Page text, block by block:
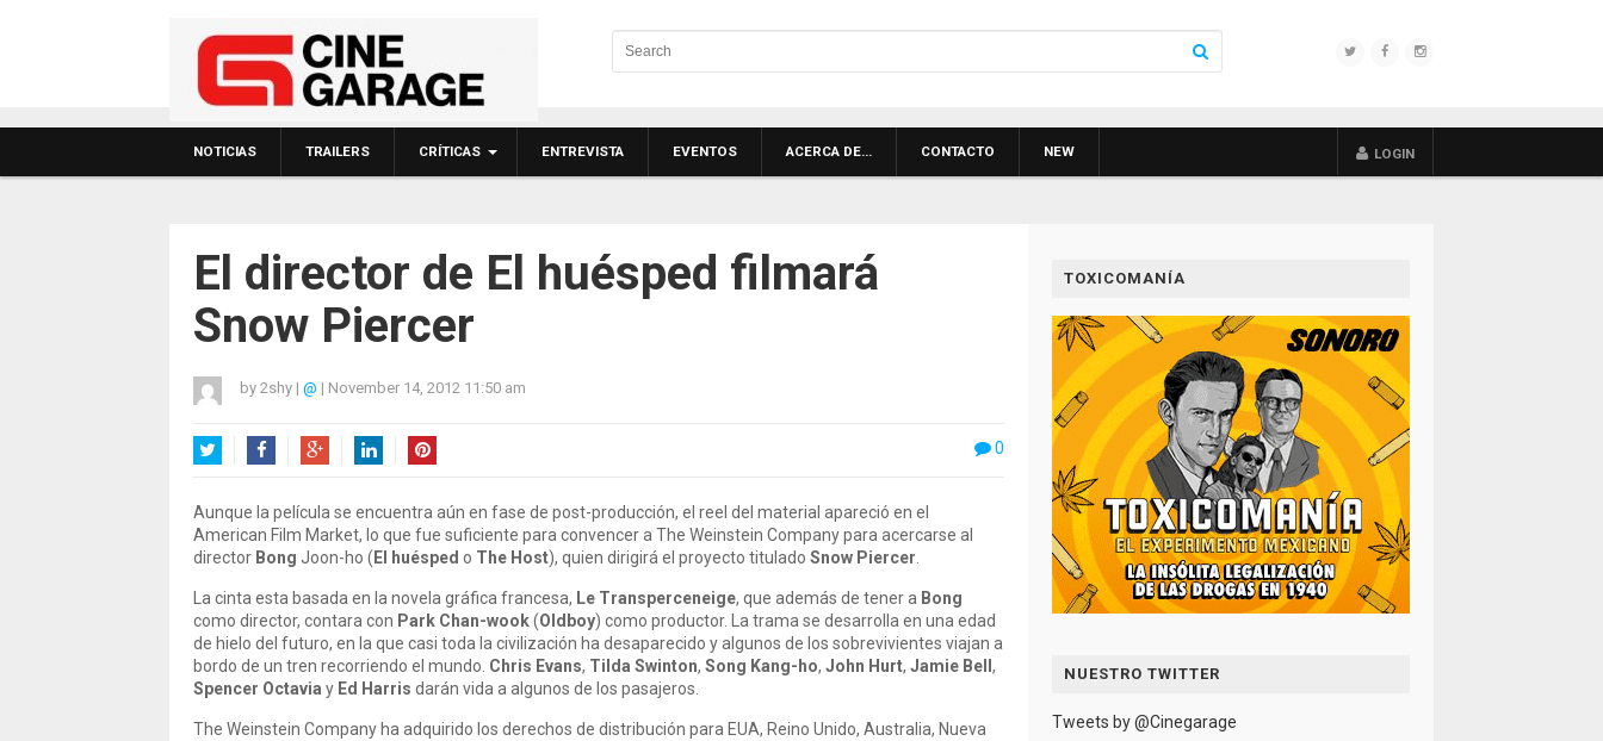
NOTICIAS TRAILERS CRÍTICAS ENTREVISTA EVENTOS ACERCA DE… CONTACTO NEW LOGIN
El director de El huésped filmará
Snow Piercer
by 2shy | @ | November 14, 2012 11:50 am
0
Aunque la película se encuentra aún en fase de post-producción, el reel del material apareció en el
American Film Market, lo que fue suficiente para convencer a The Weinstein Company para acercarse al
director Bong Joon-ho ( El huésped o The Host), quien dirigirá el proyecto titulado Snow Piercer
La cinta esta basada en la novela gráfica francesa, Le Transperceneige, que además de tener a Bong
como director, contara con Park Chan-wook(Oldboy) como productor. La trama se desarrolla en una edad
de hielo del futuro, en la que casi toda la civilización ha desaparecido y algunos de los sobrevivientes viajan a
bordo de un tren recorriendo el mundo. Chris Evans, Tilda Swinton, Song Kang-ho, John Hurt, Jamie Bell ,
Spencer Octavia y Ed Harris darán vida a algunos de los pasajeros.
The Weinstein Company ha adquirido los derechos de distribución para EUA, Reino Unido, Australia, Nueva
TOXICOMANÍA
NUESTRO TWITTER
Tweets by @Cinegarage